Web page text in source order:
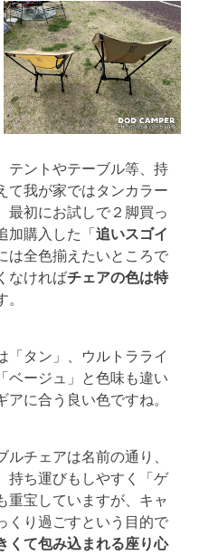
テントやテーブル等、持
て我が家ではタンカラー
最初にお試しで２脚買っ
加購入した「追いスゴイ
は全色揃えたいところで
なければチェアの色は特
。
「タン」、ウルトラライ
ベージュ」と色味も違い
に合う良い色ですね。
チェアは名前の通り、
持ち運びもしやすく「ゲ
重宝していますが、キャ
くり過ごすという目的で
くて包み込まれる座り心